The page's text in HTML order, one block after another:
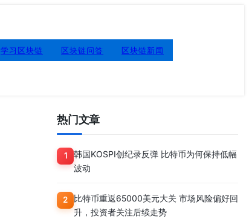
学习区块链 区块链问答 区块链新闻
热门文章
1
韩国KOSPI创纪录反弹 比特币为何保持低幅
波动
2
比特币重返65000美元大关 市场风险偏好回
升，投资者关注后续走势